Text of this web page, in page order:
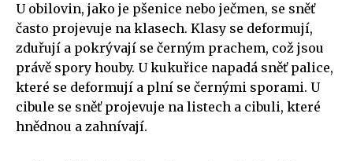
U obilovin, jako je pšenice nebo ječmen, se sněť
často projevuje na klasech. Klasy se deformují,
zduřují a pokrývají se černým prachem, což jsou
právě spory houby. U kukuřice napadá sněť palice,
které se deformují a plní se černými sporami. U
cibule se sněť projevuje na listech a cibuli, které
hnědnou a zahnívají.